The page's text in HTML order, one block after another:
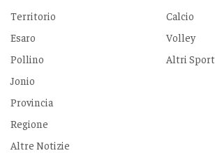
Territorio
Esaro
Pollino
Jonio
Provincia
Regione
Altre Notizie
Calcio
Volley
Altri Sport